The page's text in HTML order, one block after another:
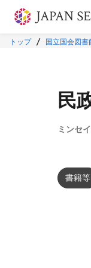
本文に飛ぶ
トップ 国立国会図書
民
ミンセイ
書籍等